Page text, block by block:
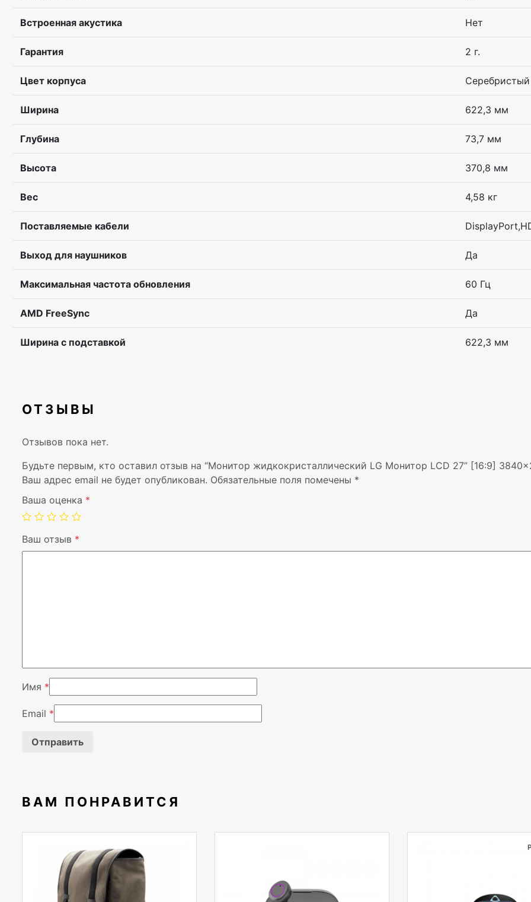
Встроенная акустика Нет
Гарантия 2 г.
Цвет корпуса Серебристый
Ширина 622,3 мм
Глубина 73,7 мм
Высота 370,8 мм
Вес 4,58 кг
Поставляемые кабели
Выход для наушников Да
Максимальная частота обновления 60 Гц
AMD FreeSync Да
Ширина с подставкой 622,3 мм
ОТЗЫВЫ
Отзывов пока нет.
Будьте первым, кто оставил отзыв на “Монитор жидкокристаллический LG Монитор LCD 27” [16:9]
Ваш адрес email не будет опубликован. Обязательные поля помечены *
Ваша оценка *
Ваш отзыв *
Имя *
Email *
ВАМ ПОНРАВИТСЯ